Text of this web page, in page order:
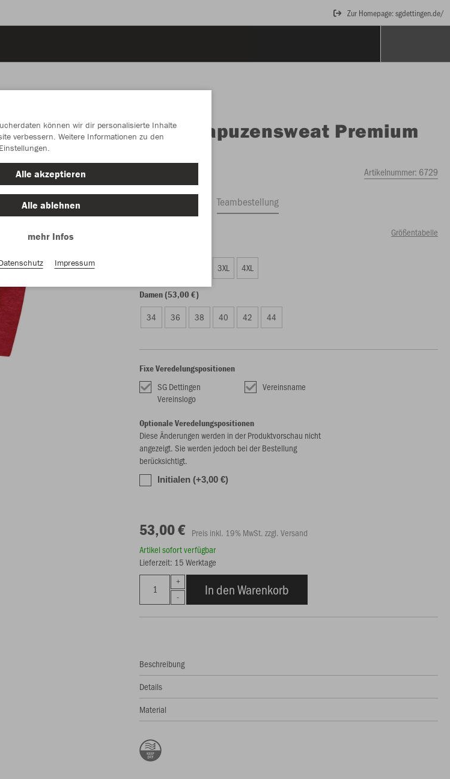
Zur Homepage: sgdettingen.de/
JAKO
Kapuzensweat Premium
Artikelnummer: 6729
Teambestellung
Größentabelle
3XL 4XL
Damen (53,00 €)
34 36 38 40 42 44
Fixe Veredelungspositionen
SG Dettingen
Vereinslogo
Vereinsname
Optionale Veredelungspositionen
Diese Änderungen werden in der Produktvorschau nicht
angezeigt. Sie werden jedoch bei der Bestellung
berücksichtigt.
Initialen (+3,00 €)
53,00 € Preis inkl. 19% MwSt. zzgl. Versand
Artikel sofort verfügbar
Lieferzeit: 15 Werktage
In den Warenkorb
Beschreibung
Details
Material
können wir dir personalisierte Inhalte
verbessern. Weitere Informationen zu den
Alle akzeptieren
Alle ablehnen
mehr Infos
Impressum